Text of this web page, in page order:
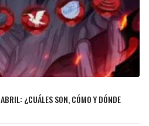
¿CUÁLES SON, CÓMO Y DÓNDE